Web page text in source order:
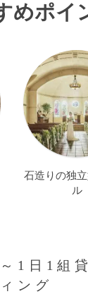
めポイ
石造りの独
ル
1日1組
ング